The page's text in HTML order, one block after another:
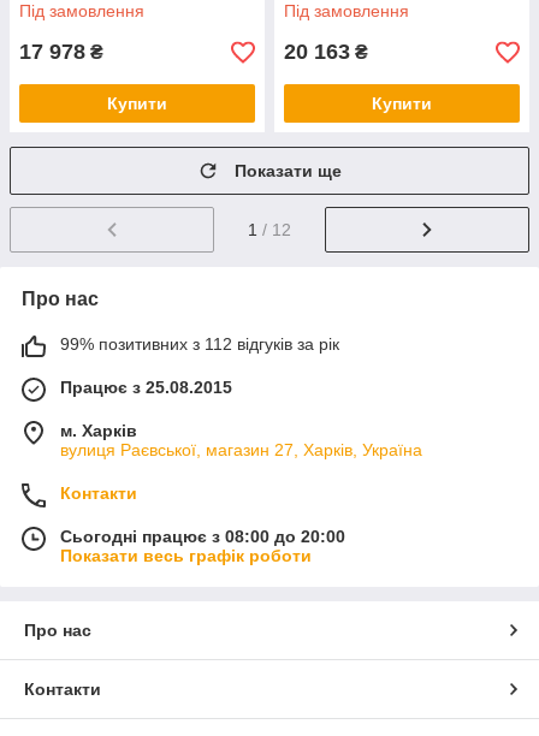
Під замовлення
17 978 ₴
Купити
Під замовлення
20 163 ₴
Купити
Показати ще
1 / 12
Про нас
99% позитивних з 112 відгуків за рік
Працює з 25.08.2015
м. Харків
вулиця Раєвської, магазин 27, Харків, Україна
Контакти
Сьогодні працює з 08:00 до 20:00
Показати весь графік роботи
Про нас
Контакти